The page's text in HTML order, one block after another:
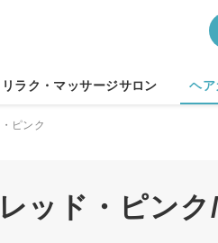
リラク・マッサージサロン ヘ
ピンク
ッド・ピン